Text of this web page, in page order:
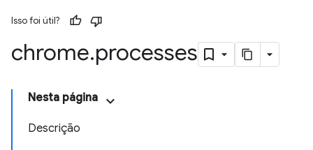
Isso foi útil?
chrome.processes
Nesta página
Descrição